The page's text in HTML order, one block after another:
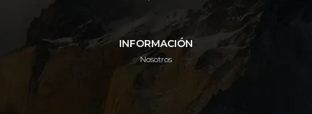
INFORMACIÓN
Nosotros